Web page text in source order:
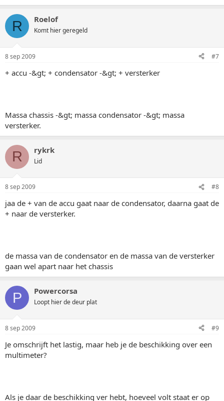
R Roelof
Komt hier geregeld
8 sep 2009 #7
+ accu -&gt; + condensator -&gt; + versterker
Massa chassis -&gt; massa condensator -&gt; massa
versterker.
R rykrk
Lid
8 sep 2009 #8
jaa de + van de accu gaat naar de condensator, daarna gaat de
+ naar de versterker.
de massa van de condensator en de massa van de versterker
gaan wel apart naar het chassis
P Powercorsa
Loopt hier de deur plat
8 sep 2009 #9
Je omschrijft het lastig, maar heb je de beschikking over een
multimeter?
Als je daar de beschikking ver hebt, hoeveel volt staat er op